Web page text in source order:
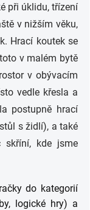
při úklidu, třízení
v nižším věku,
Hrací koutek se
v malém bytě
v obývacím
vedle křesla a
postupně hrací
s židlí), a také
skříní, kde jsme
do kategorií
logické hry) a